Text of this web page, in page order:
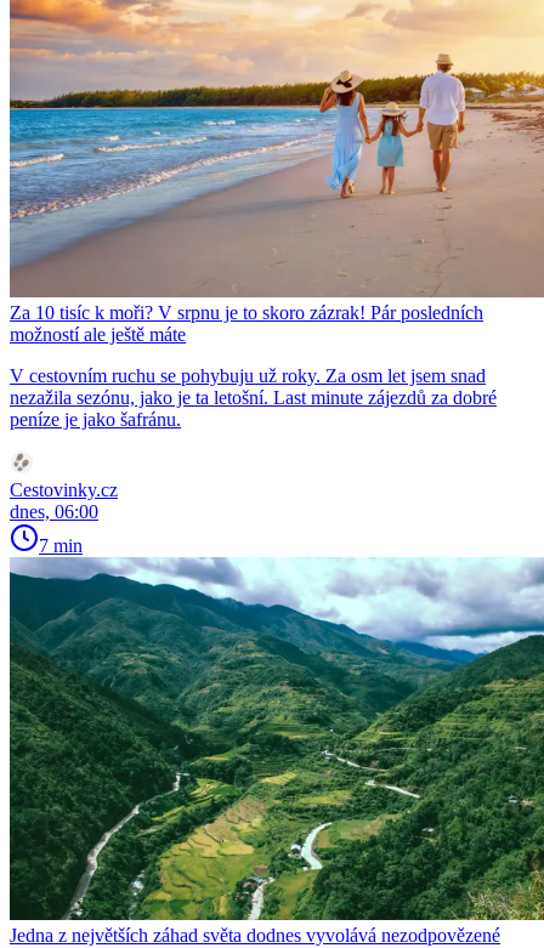
Za 10 tisíc k moři? V srpnu je to skoro zázrak! Pár posledních
možností ale ještě máte
V cestovním ruchu se pohybuju už roky. Za osm let jsem snad
nezažila sezónu, jako je ta letošní. Last minute zájezdů za dobré
peníze je jako šafránu.
Cestovinky.cz
dnes, 06:00
7 min
Jedna z největších záhad světa dodnes vyvolává nezodpovězené